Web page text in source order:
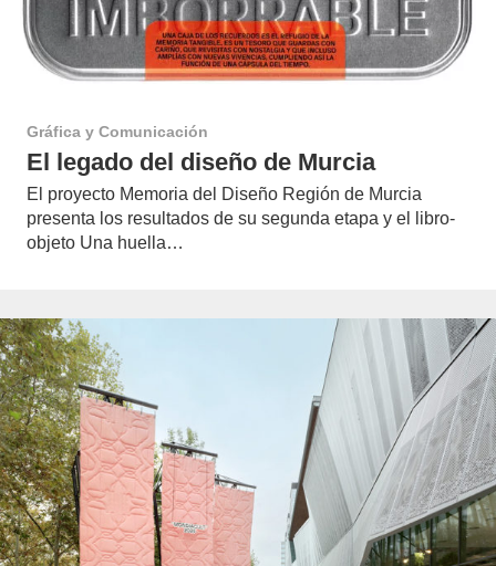
Gráfica y Comunicación
El legado del diseño de Murcia
El proyecto Memoria del Diseño Región de Murcia
presenta los resultados de su segunda etapa y el libro-
objeto Una huella…